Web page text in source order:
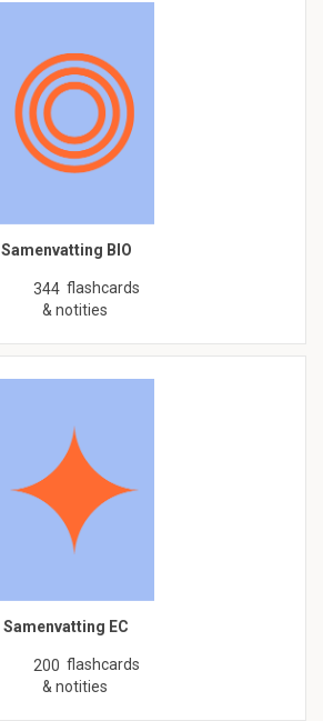
Samenvatting BIO
344 flashcards
& notities
Samenvatting EC
200 flashcards
& notities